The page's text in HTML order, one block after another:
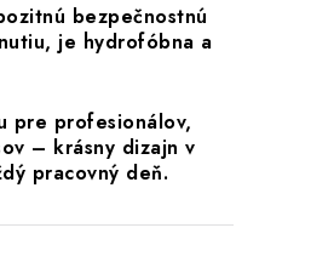
bezpečnostnú
je hydrofóbna a
pre profesionálov,
– krásny dizajn v
pracovný deň.